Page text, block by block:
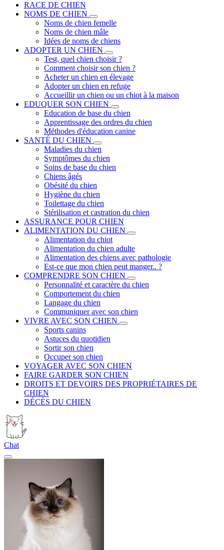
RACE DE CHIEN
NOMS DE CHIEN
Noms de chien femelle
Noms de chien mâle
Idées de noms de chiens
ADOPTER UN CHIEN
Test, quel chien choisir ?
Comment choisir son chien ?
Acheter un chien en élevage
Adopter un chien en refuge
Accueillir un chien ou un chiot à la maison
EDUQUER SON CHIEN
Education de base du chien
Apprentissage des ordres du chien
Méthodes d'éducation canine
SANTÉ DU CHIEN
Maladies du chien
Symptômes du chien
Soins de base du chien
Chiens âgés
Obésité du chien
Hygiène du chien
Toilettage du chien
Stérilisation et castration du chien
ASSURANCE POUR CHIEN
ALIMENTATION DU CHIEN
Alimentation du chiot
Alimentation du chien adulte
Alimentation des chiens avec pathologie
Est-ce que mon chien peut manger.. ?
COMPRENDRE SON CHIEN
Personnalité et caractère du chien
Comportement du chien
Langage du chien
Communiquer avec son chien
VIVRE AVEC SON CHIEN
Sports canins
Astuces du quotidien
Sortir son chien
Occuper son chien
VOYAGER AVEC SON CHIEN
FAIRE GARDER SON CHIEN
DROITS ET DEVOIRS DES PROPRIÉTAIRES DE
CHIEN
DÉCÈS DU CHIEN
Chat